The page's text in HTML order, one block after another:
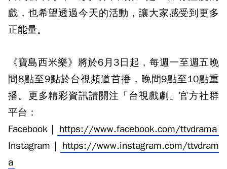
戲，也希望透過今天的活動，讓大家感受到更多
正能量。
《寶島西米樂》將於6月3日起，每週一至週五晚
間8點至9點於台視頻道首播，晚間9點至10點重
播。更多精彩資訊請關注「台視戲劇」官方社群
平台：
Facebook｜ https://www.facebook.com/ttvdrama
Instagram｜ https://www.instagram.com/ttvdram
a